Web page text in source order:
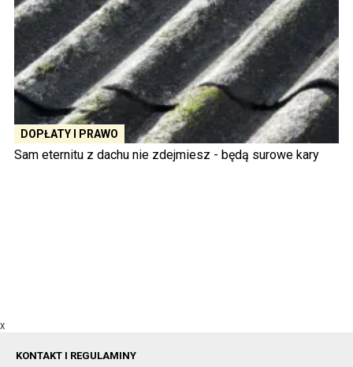
DOPŁATY I PRAWO
Sam eternitu z dachu nie zdejmiesz - będą surowe kary
X
KONTAKT I REGULAMINY